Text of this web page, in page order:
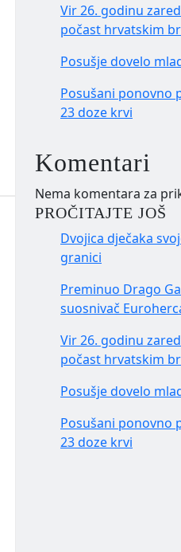
Vir 26. godinu
počast hrvatskim
Posušje dovelo
Posušani ponovno
23 doze krvi
Komentari
Nema komentara za
PROČITAJTE JOŠ
Dvojica dječaka
granici
Preminuo Drago
suosnivač
Vir 26. godinu
počast hrvatskim
Posušje dovelo
Posušani ponovno
23 doze krvi